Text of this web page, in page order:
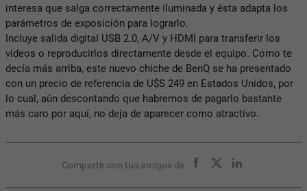
interesa que salga correctamente iluminada y ésta adapta los
parámetros de exposición para lograrlo.
Incluye salida digital USB 2.0, A/V y HDMI para transferir los
videos o reproducirlos directamente desde el equipo. Como te
decía más arriba, este nuevo chiche de BenQ se ha presentado
con un precio de referencia de U$S 249 en Estados Unidos, por
lo cual, aún descontando que habremos de pagarlo bastante
más caro por aquí, no deja de aparecer como atractivo.
Compartir con tus amigos de